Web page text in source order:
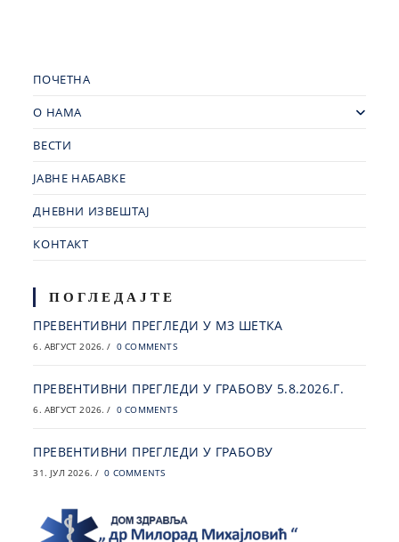
ПОЧЕТНА
О НАМА
ВЕСТИ
ЈАВНЕ НАБАВКЕ
ДНЕВНИ ИЗВЕШТАЈ
КОНТАКТ
ПОГЛЕДАЈТЕ
ПРЕВЕНТИВНИ ПРЕГЛЕДИ У МЗ ШЕТКА
6. АВГУСТ 2026. / 0 COMMENTS
ПРЕВЕНТИВНИ ПРЕГЛЕДИ У ГРАБОВУ 5.8.2026.Г.
6. АВГУСТ 2026. / 0 COMMENTS
ПРЕВЕНТИВНИ ПРЕГЛЕДИ У ГРАБОВУ
31. ЈУЛ 2026. / 0 COMMENTS